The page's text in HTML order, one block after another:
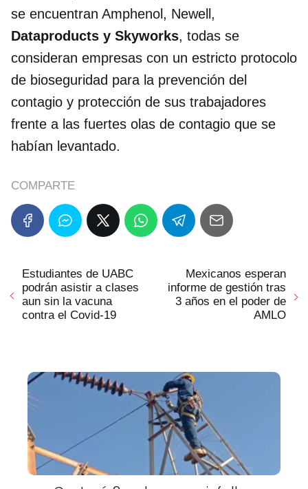
se encuentran Amphenol, Newell,
Dataproducts y Skyworks, todas se
consideran empresas con un estricto protocolo
de bioseguridad para la prevención del
contagio y protección de sus trabajadores
frente a las fuertes olas de contagio que se
habían levantado.
COMPARTE
Estudiantes de UABC
podrán asistir a clases
aun sin la vacuna
contra el Covid-19
Mexicanos esperan
informe de gestión tras
3 años en el poder de
AMLO